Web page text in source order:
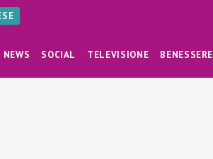
NEWS SOCIAL TELEVISIONE BENESSERE